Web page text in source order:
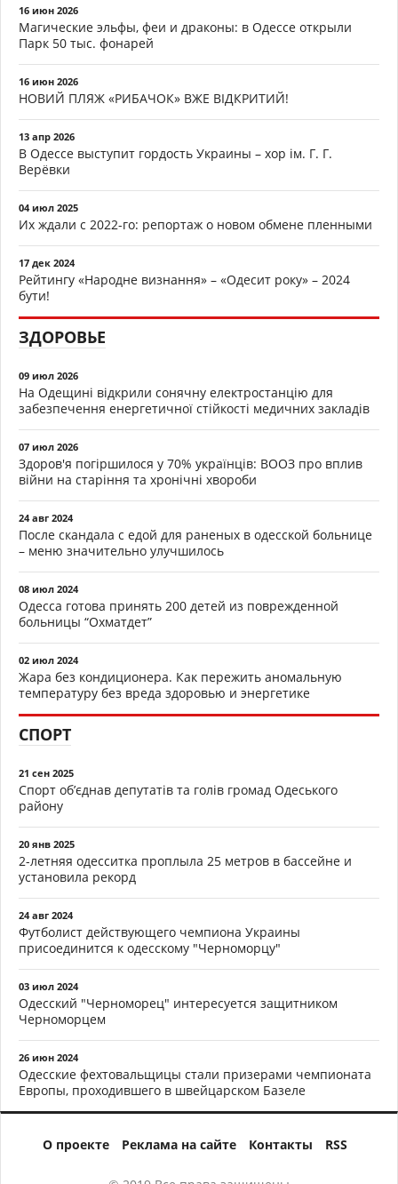
16 июн 2026
Магические эльфы, феи и драконы: в Одессе открыли
Парк 50 тыс. фонарей
16 июн 2026
НОВИЙ ПЛЯЖ «РИБАЧОК» ВЖЕ ВІДКРИТИЙ!
13 апр 2026
В Одессе выступит гордость Украины – хор ім. Г. Г.
Верёвки
04 июл 2025
Их ждали с 2022-го: репортаж о новом обмене пленными
17 дек 2024
Рейтингу «Народне визнання» – «Одесит року» – 2024
бути!
ЗДОРОВЬЕ
09 июл 2026
На Одещині відкрили сонячну електростанцію для
забезпечення енергетичної стійкості медичних закладів
07 июл 2026
Здоров'я погіршилося у 70% українців: ВООЗ про вплив
війни на старіння та хронічні хвороби
24 авг 2024
После скандала с едой для раненых в одесской больнице
– меню значительно улучшилось
08 июл 2024
Одесса готова принять 200 детей из поврежденной
больницы “Охматдет”
02 июл 2024
Жара без кондиционера. Как пережить аномальную
температуру без вреда здоровью и энергетике
СПОРТ
21 сен 2025
Спорт об’єднав депутатів та голів громад Одеського
району
20 янв 2025
2-летняя одесситка проплыла 25 метров в бассейне и
установила рекорд
24 авг 2024
Футболист действующего чемпиона Украины
присоединится к одесскому "Черноморцу"
03 июл 2024
Одесский "Черноморец" интересуется защитником
Черноморцем
26 июн 2024
Одесские фехтовальщицы стали призерами чемпионата
Европы, проходившего в швейцарском Базеле
О проекте Реклама на сайте Контакты RSS